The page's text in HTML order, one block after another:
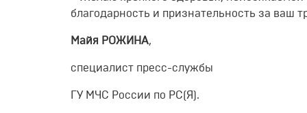
благодарность и признательность за ваш
Майя РОЖИНА,
специалист пресс-службы
ГУ МЧС России по РС(Я).